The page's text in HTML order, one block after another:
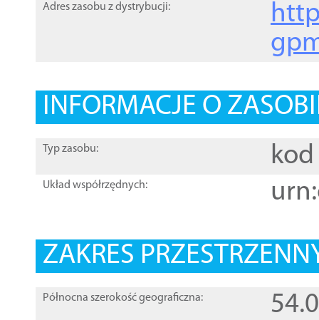
Adres zasobu z dystrybucji:
INFORMACJE O
Typ zasobu: kod
Układ współrzędnych:
ZAKRES
Północna szerokość geograficzna: